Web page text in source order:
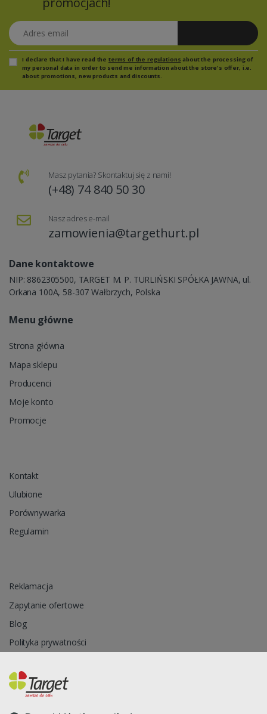
Adres email
I declare that I have read the terms of the regulations about the processing of
my personal data in order to send me information about the store's offer, i.e.
about promotions, new products and discounts.
Masz pytania? Skontaktuj się z nami!
(+48) 74 840 50 30
Nasz adres e-mail
zamowienia@targethurt.pl
Dane kontaktowe
NIP: 8862305500, TARGET M. P. TURLIŃSKI SPÓŁKA JAWNA, ul.
Orkana 100A, 58-307 Wałbrzych, Polska
Menu główne
Strona główna
Mapa sklepu
Producenci
Moje konto
Promocje
Kontakt
Ulubione
Porównywarka
Regulamin
Reklamacja
Zapytanie ofertowe
Blog
Polityka prywatności
Oprogramowanie sklepu internetowego dostarcza